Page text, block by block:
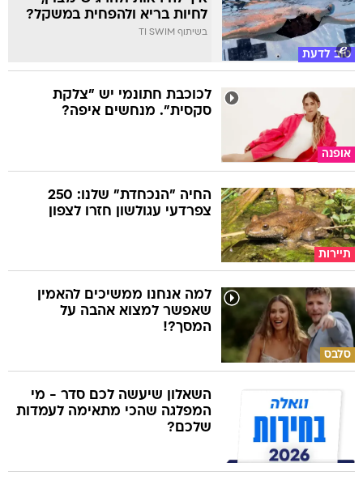
טוב לדעת
לחיות בריא ולהפחית במשקל?
בשיתוף TI SWIM
אופנה
לכוכבת חתונמי יש "צלקת
סקסית". מנחשים איפה?
תיירות
החיה "הנכחדת" שלנו: 250
צפרדעי עגולשון חזרו לצפון
סלבס
למה אנחנו ממשיכים להאמין
שאפשר למצוא אהבה על
המסך?!
השאלון שיעשה לכם סדר - מי
המפלגה שהכי מתאימה לעמדות
שלכם?